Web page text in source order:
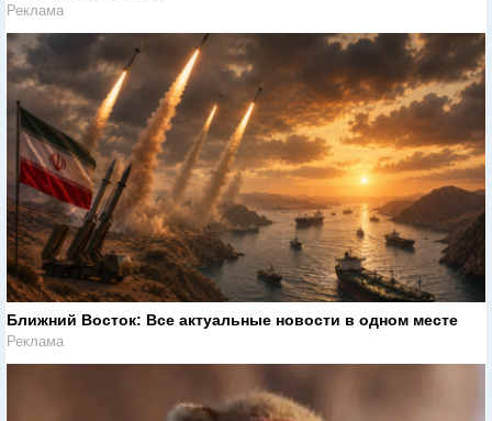
Реклама
Ближний Восток: Все актуальные новости в одном месте
Реклама